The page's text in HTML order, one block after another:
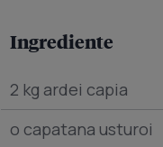
Ingrediente
2 kg ardei capia
o capatana usturoi